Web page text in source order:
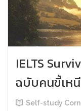
IELTS
ฉบับคนขี้เห
Self-study